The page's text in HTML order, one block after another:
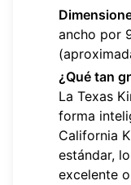
ancho por
¿Qué tan
La Texas
forma
California
estándar,
excelente